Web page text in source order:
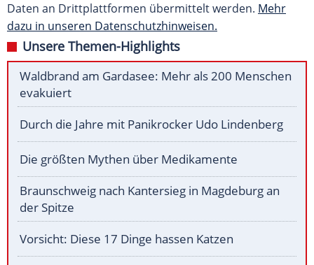
Daten an Drittplattformen übermittelt werden. Mehr
dazu in unseren Datenschutzhinweisen.
Unsere Themen-Highlights
Waldbrand am Gardasee: Mehr als 200 Menschen
evakuiert
Durch die Jahre mit Panikrocker Udo Lindenberg
Die größten Mythen über Medikamente
Braunschweig nach Kantersieg in Magdeburg an
der Spitze
Vorsicht: Diese 17 Dinge hassen Katzen